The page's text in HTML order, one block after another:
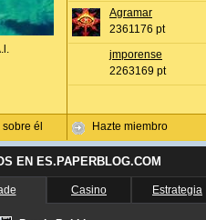
él
Agramar
2361176 pt
jmporense
2263169 pt
Hazte miembro
EN ES.PAPERBLOG.COM
Casino Estrategia